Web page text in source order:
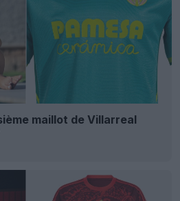
maillot de Villarreal